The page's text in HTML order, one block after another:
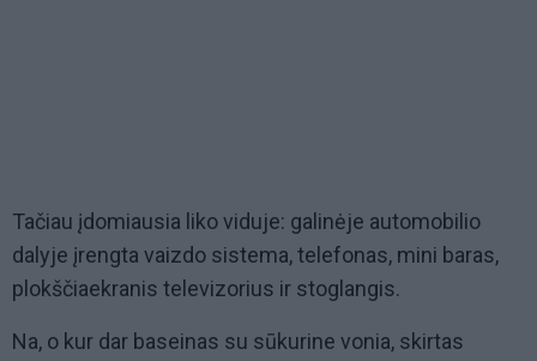
Tačiau įdomiausia liko viduje: galinėje automobilio
dalyje įrengta vaizdo sistema, telefonas, mini baras,
plokščiaekranis televizorius ir stoglangis.
Na, o kur dar baseinas su sūkurine vonia, skirtas